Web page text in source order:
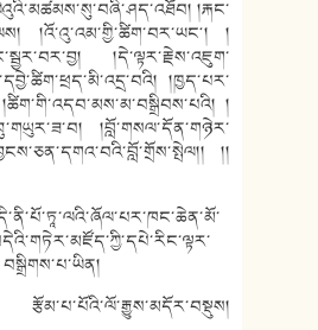
།རྐང་
།འོ་འུ་འམ་གྱི་ཚིག་བར་ཡང༌། །
།དེ་ལྟར་རྗེས་འཇུག་
།ཁྱད་པར་
།
།བློ་གསལ་དོན་གཉེར་
།།
བསྒྲིགས་པ་ཡིན།
རྩོམ་པ་པོའི་ལོ་རྒྱུས་མདོར་བསྡུས།